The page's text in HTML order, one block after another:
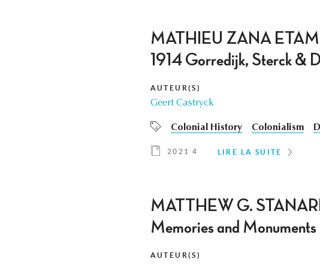
MATHIEU ZANA
1914 Gorredijk, Sterck &
AUTEUR(S)
Geert Castryck
Colonial History Colonialism
2021 4 LIRE LA SUITE
MATTHEW G.
Memories and
AUTEUR(S)